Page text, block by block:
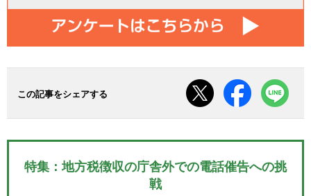
この記事をシェアする
特集：地方税徴収の庁舎外での電話催告への挑
戦